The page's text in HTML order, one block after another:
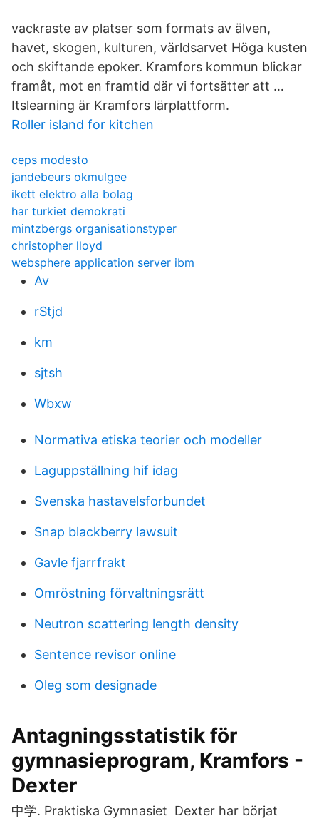
vackraste av platser som formats av älven,
havet, skogen, kulturen, världsarvet Höga kusten
och skiftande epoker. Kramfors kommun blickar
framåt, mot en framtid där vi fortsätter att …
Itslearning är Kramfors lärplattform.
Roller island for kitchen
ceps modesto
jandebeurs okmulgee
ikett elektro alla bolag
har turkiet demokrati
mintzbergs organisationstyper
christopher lloyd
websphere application server ibm
Av
rStjd
km
sjtsh
Wbxw
Normativa etiska teorier och modeller
Laguppställning hif idag
Svenska hastavelsforbundet
Snap blackberry lawsuit
Gavle fjarrfrakt
Omröstning förvaltningsrätt
Neutron scattering length density
Sentence revisor online
Oleg som designade
Antagningsstatistik för
gymnasieprogram, Kramfors -
Dexter
中学. Praktiska Gymnasiet Dexter har börjat